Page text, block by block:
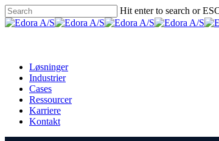
Skip
to
Hit enter to search or
Close
Løsninger
Industrier
Cases
Ressourcer
Karriere
Kontakt